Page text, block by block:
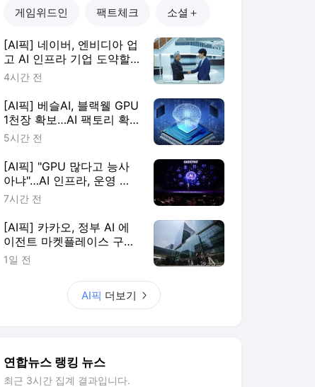
게임위드인 팩트체크 소셜＋
[AI픽] 네이버, 엔비디아 업
고 AI 인프라 기업 도약할
까
4시간 전
[AI픽] 베슬AI, 블랙웰 GPU
1천장 확보…AI 팩토리 확
장
5시간 전
[AI픽] "GPU 많다고 능사
아냐"…AI 인프라, 운영 효
율이 판가름
7시간 전
[AI픽] 카카오, 정부 AI 에
이전트 마켓플레이스 구축
한다
1일 전
AI픽 더보기
연합뉴스 랭킹 뉴스
최근 3시간 집계 결과입니다.